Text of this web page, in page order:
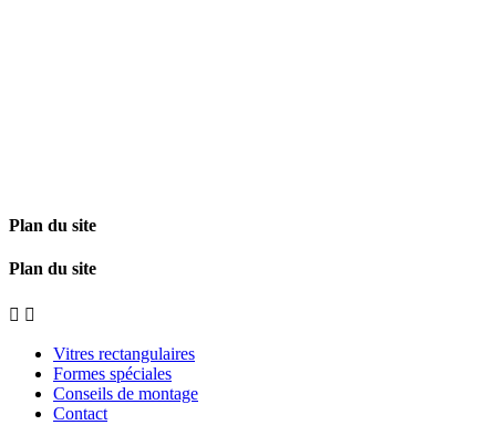
Plan du site
Plan du site
 
Vitres rectangulaires
Formes spéciales
Conseils de montage
Contact